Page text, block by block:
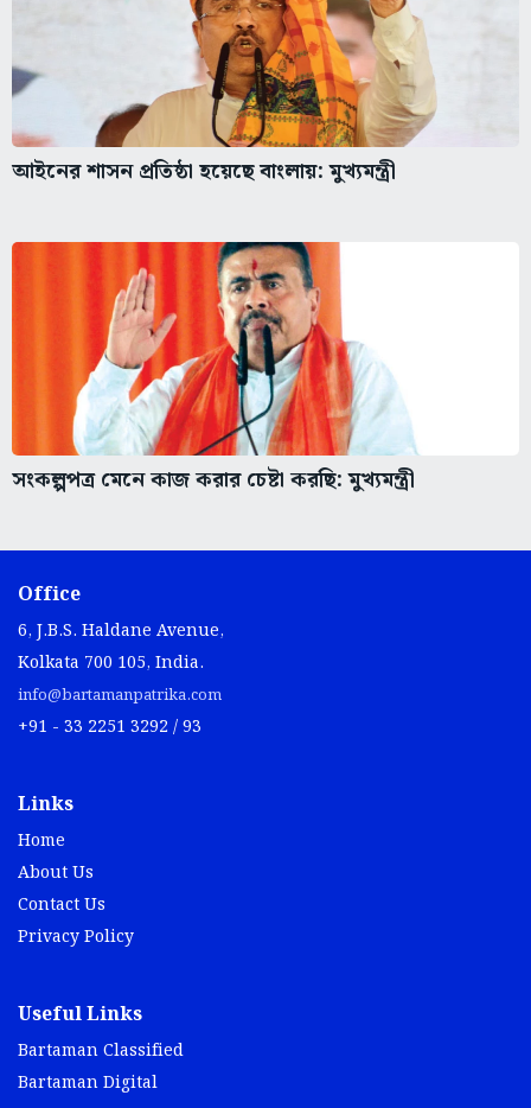
আইনের শাসন প্রতিষ্ঠা হয়েছে বাংলায়: মুখ্যমন্ত্রী
সংকল্পপত্র মেনে কাজ করার চেষ্টা করছি: মুখ্যমন্ত্রী
Office
6, J.B.S. Haldane Avenue,
Kolkata 700 105, India.
info@bartamanpatrika.com
+91 - 33 2251 3292 / 93
Links
Home
About Us
Contact Us
Privacy Policy
Useful Links
Bartaman Classified
Bartaman Digital